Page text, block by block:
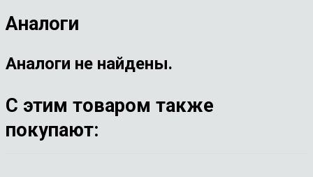
Аналоги
Аналоги не найдены.
С этим товаром также
покупают: